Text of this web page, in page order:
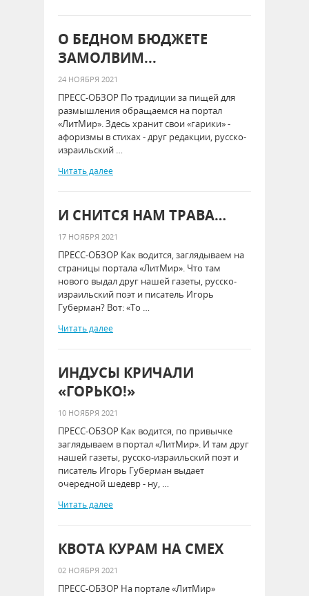
О БЕДНОМ БЮДЖЕТЕ
ЗАМОЛВИМ...
24 НОЯБРЯ 2021
ПРЕСС-ОБЗОР По традиции за пищей для
размышления обращаемся на портал
«ЛитМир». Здесь хранит свои «гарики» -
афоризмы в стихах - друг редакции, русско-
израильский …
Читать далее
И СНИТСЯ НАМ ТРАВА…
17 НОЯБРЯ 2021
ПРЕСС-ОБЗОР Как водится, заглядываем на
страницы портала «ЛитМир». Что там
нового выдал друг нашей газеты, русско-
израильский поэт и писатель Игорь
Губерман? Вот: «То …
Читать далее
ИНДУСЫ КРИЧАЛИ
«ГОРЬКО!»
10 НОЯБРЯ 2021
ПРЕСС-ОБЗОР Как водится, по привычке
заглядываем в портал «ЛитМир». И там друг
нашей газеты, русско-израильский поэт и
писатель Игорь Губерман выдает
очередной шедевр - ну, …
Читать далее
КВОТА КУРАМ НА СМЕХ
02 НОЯБРЯ 2021
ПРЕСС-ОБЗОР На портале «ЛитМир»